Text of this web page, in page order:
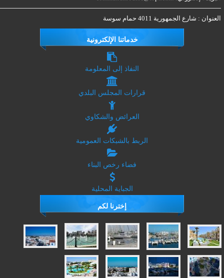
العنوان : شارع الجمهورية 4011 حمام سوسة
خدماتنا الإلكترونية
النفاذ إلى المعلومة
قرارات المجلس البلدي
العرائض والشكاوي
الربط بالشبكات العمومية
فضاء رخص البناء
الجباية المحلية
إخترنا لكم